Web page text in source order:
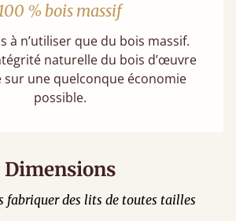
% bois massif
à n’utiliser que du bois massif.
naturelle du bois d’œuvre
une quelconque économie
possible.
Dimensions
fabriquer des lits de toutes tailles